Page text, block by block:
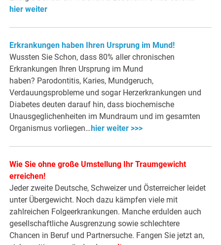
hier weiter
Erkrankungen haben Ihren Ursprung im Mund!
Wussten Sie Schon, dass 80% aller chronischen
Erkrankungen Ihren Ursprung im Mund
haben? Parodontitis, Karies, Mundgeruch,
Verdauungsprobleme und sogar Herzerkrankungen und
Diabetes deuten darauf hin, dass biochemische
Unausgeglichenheiten im Mundraum und im gesamten
Organismus vorliegen…hier weiter >>>
Wie Sie ohne große Umstellung Ihr Traumgewicht
erreichen!
Jeder zweite Deutsche, Schweizer und Österreicher leidet
unter Übergewicht. Noch dazu kämpfen viele mit
zahlreichen Folgeerkrankungen. Manche erdulden auch
gesellschaftliche Ausgrenzung sowie schlechtere
Chancen in Beruf und Partnersuche. Fangen Sie jetzt an,